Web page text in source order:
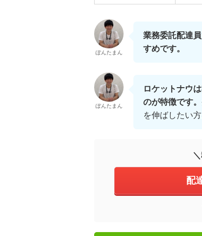
ぽんたまん
業務委託配達
すめです。
ぽんたまん
ロケットナウ
のが特徴です。
を伸ばしたい
配